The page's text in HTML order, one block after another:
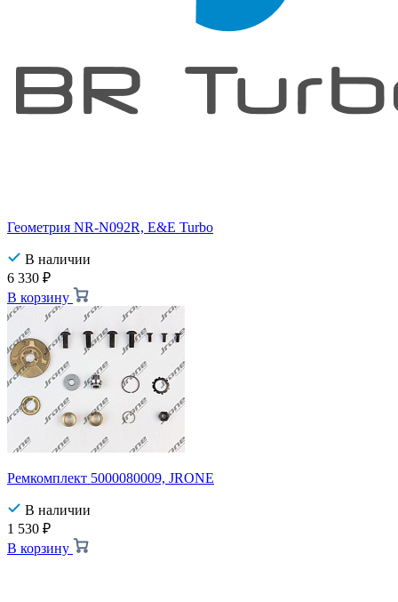
Геометрия NR-N092R, E&E Turbo
В наличии
6 330 ₽
В корзину
Ремкомплект 5000080009, JRONE
В наличии
1 530 ₽
В корзину